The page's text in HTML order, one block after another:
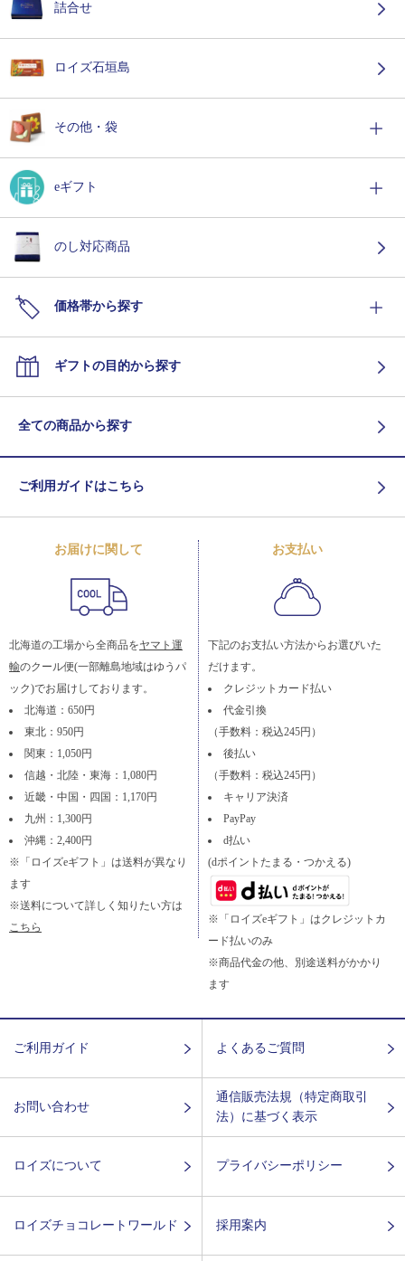
詰合せ
ロイズ石垣島
その他・袋
eギフト
のし対応商品
価格帯から探す
ギフトの目的から探す
全ての商品から探す
ご利用ガイドはこちら
お届けに関して
北海道の工場から全商品をヤマト運
輸のクール便(一部離島地域はゆうパ
ック)でお届けしております。
北海道：650円
東北：950円
関東：1,050円
信越・北陸・東海：1,080円
近畿・中国・四国：1,170円
九州：1,300円
沖縄：2,400円
※「ロイズeギフト」は送料が異なり
ます
※送料について詳しく知りたい方は
こちら
お支払い
下記のお支払い方法からお選びいた
だけます。
クレジットカード払い
代金引換
（手数料：税込245円）
後払い
（手数料：税込245円）
キャリア決済
PayPay
d払い
(dポイントたまる・つかえる)
※「ロイズeギフト」はクレジットカ
ード払いのみ
※商品代金の他、別途送料がかかり
ます
ご利用ガイド よくあるご質問
お問い合わせ
通信販売法規（特定商取引
法）に基づく表示
ロイズについて プライバシーポリシー
ロイズチョコレートワールド 採用案内